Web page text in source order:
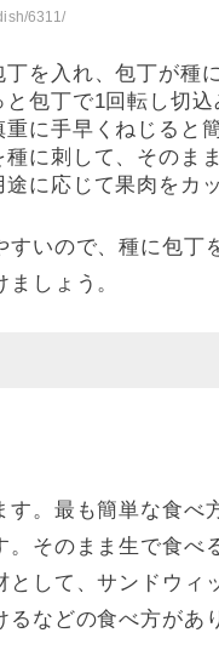
6311/
を入れ、包丁が種
包丁で1回転し切込
に手早くねじると
に刺して、そのま
に応じて果肉をカ
すいので、種に包丁
しょう。
す。最も簡単な食べ
。そのまま生で食べ
として、サンドウィ
などの食べ方があ